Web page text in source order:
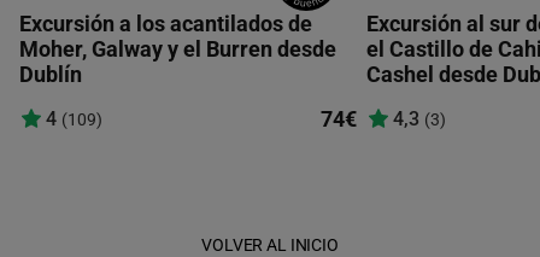
Excursión a los acantilados de
Moher, Galway y el Burren desde
Dublín
4 (109) 74€
Excursión al sur
el Castillo de
Cashel desde
4,3 (3)
VOLVER AL INICIO